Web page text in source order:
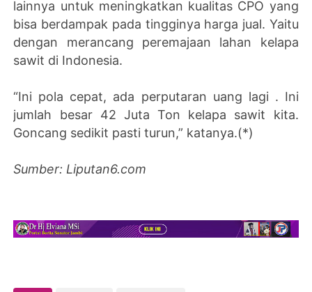
lainnya untuk meningkatkan kualitas CPO yang
bisa berdampak pada tingginya harga jual. Yaitu
dengan merancang peremajaan lahan kelapa
sawit di Indonesia.
“Ini pola cepat, ada perputaran uang lagi . Ini
jumlah besar 42 Juta Ton kelapa sawit kita.
Goncang sedikit pasti turun,” katanya.(*)
Sumber: Liputan6.com